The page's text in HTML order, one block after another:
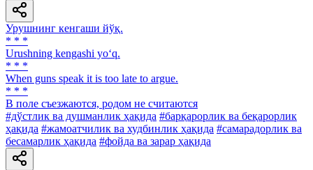
Урушнинг кенгаши йўқ.
* * *
Urushning kengashi yo‘q.
* * *
When guns speak it is too late to argue.
* * *
В поле съезжаются, родом не считаются
#дўстлик ва душманлик ҳақида #барқарорлик ва беқарорлик
ҳақида #жамоатчилик ва худбинлик ҳақида #самарадорлик ва
бесамарлик ҳақида #фойда ва зарар ҳақида